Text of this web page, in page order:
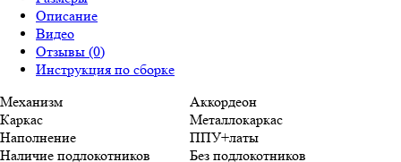
Описание
Видео
Отзывы (0)
Инструкция по сборке
Механизм
Аккордеон
Каркас
Металлокаркас
Наполнение
ППУ+латы
Наличие подлокотников
Без подлокотников